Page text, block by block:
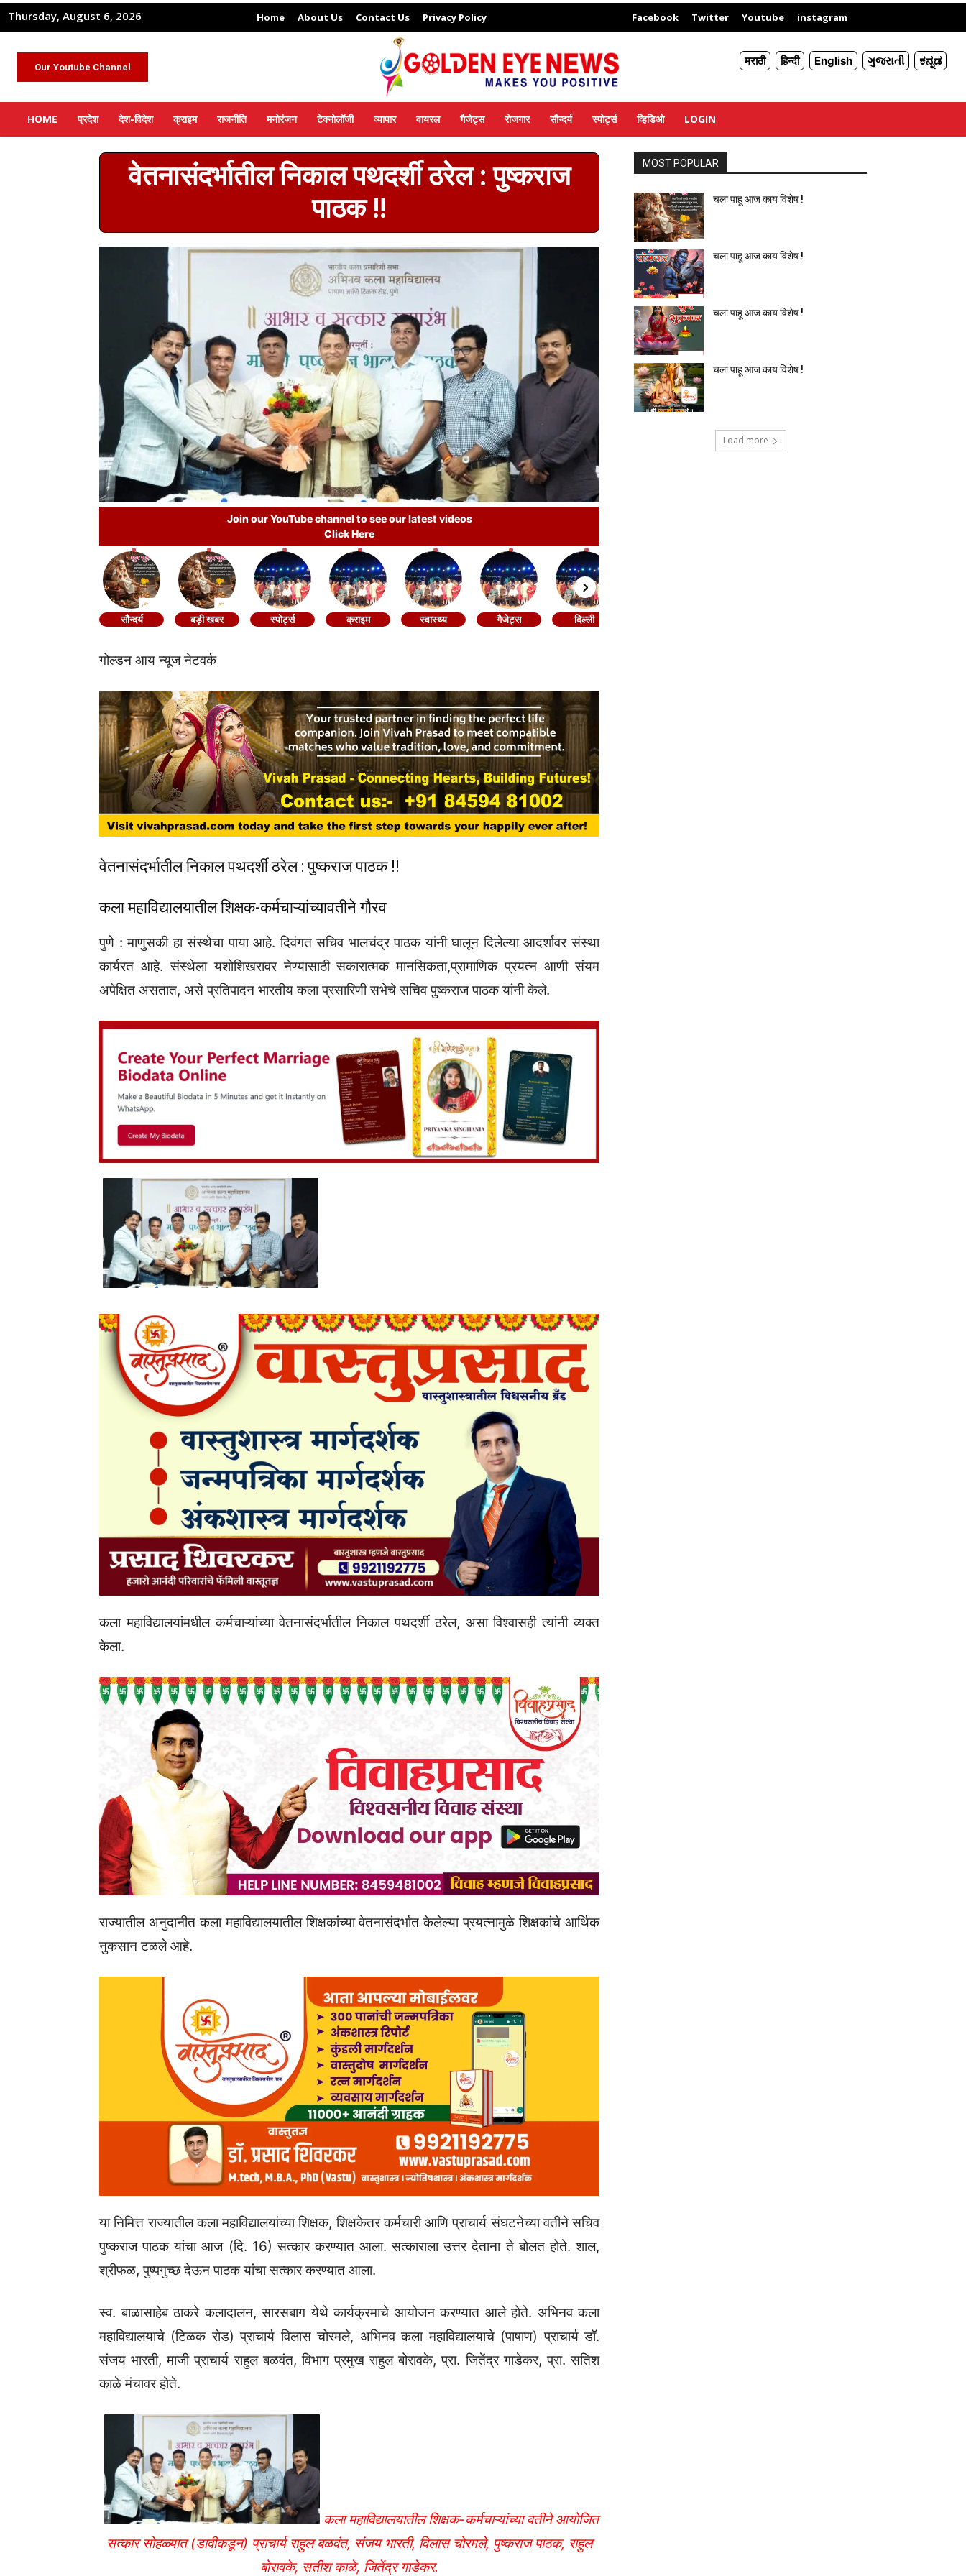
Thursday, August 6, 2026 Home About Us Contact Us Privacy Policy Facebook Twitter Youtube instagram
Our Youtube Channel मराठी हिन्दी English ગુજરાતી ಕನ್ನಡ
HOME प्रदेश देश-विदेश क्राइम राजनीति मनोरंजन टेक्नोलॉजी व्यापार वायरल गैजेट्स रोजगार सौन्दर्य स्पोर्ट्स व्हिडिओ LOGIN
वेतनासंदर्भातील निकाल पथदर्शी ठरेल : पुष्कराज
पाठक !!
Join our YouTube channel to see our latest videos
Click Here
सौन्दर्य बड़ी खबर स्पोर्ट्स क्राइम स्वास्थ्य गैजेट्स दिल्ली
गोल्डन आय न्यूज नेटवर्क
वेतनासंदर्भातील निकाल पथदर्शी ठरेल : पुष्कराज पाठक !!
कला महाविद्यालयातील शिक्षक-कर्मचाऱ्यांच्यावतीने गौरव
पुणे : माणुसकी हा संस्थेचा पाया आहे. दिवंगत सचिव भालचंद्र पाठक यांनी घालून दिलेल्या आदर्शावर संस्था
कार्यरत आहे. संस्थेला यशोशिखरावर नेण्यासाठी सकारात्मक मानसिकता,प्रामाणिक प्रयत्न आणी संयम
अपेक्षित असतात, असे प्रतिपादन भारतीय कला प्रसारिणी सभेचे सचिव पुष्कराज पाठक यांनी केले.
कला महाविद्यालयांमधील कर्मचाऱ्यांच्या वेतनासंदर्भातील निकाल पथदर्शी ठरेल, असा विश्वासही त्यांनी व्यक्त
केला.
राज्यातील अनुदानीत कला महाविद्यालयातील शिक्षकांच्या वेतनासंदर्भात केलेल्या प्रयत्नामुळे शिक्षकांचे आर्थिक
नुकसान टळले आहे.
या निमित्त राज्यातील कला महाविद्यालयांच्या शिक्षक, शिक्षकेतर कर्मचारी आणि प्राचार्य संघटनेच्या वतीने सचिव
पुष्कराज पाठक यांचा आज (दि. 16) सत्कार करण्यात आला. सत्काराला उत्तर देताना ते बोलत होते. शाल,
श्रीफळ, पुष्पगुच्छ देऊन पाठक यांचा सत्कार करण्यात आला.
स्व. बाळासाहेब ठाकरे कलादालन, सारसबाग येथे कार्यक्रमाचे आयोजन करण्यात आले होते. अभिनव कला
महाविद्यालयाचे (टिळक रोड) प्राचार्य विलास चोरमले, अभिनव कला महाविद्यालयाचे (पाषाण) प्राचार्य डॉ.
संजय भारती, माजी प्राचार्य राहुल बळवंत, विभाग प्रमुख राहुल बोरावके, प्रा. जितेंद्र गाडेकर, प्रा. सतिश
काळे मंचावर होते.
कला महाविद्यालयातील शिक्षक-कर्मचाऱ्यांच्या वतीने आयोजित
सत्कार सोहळ्यात (डावीकडून) प्राचार्य राहुल बळवंत, संजय भारती, विलास चोरमले, पुष्कराज पाठक, राहुल
बोरावके, सतीश काळे, जितेंद्र गाडेकर.
MOST POPULAR
चला पाहू आज काय विशेष !
चला पाहू आज काय विशेष !
चला पाहू आज काय विशेष !
चला पाहू आज काय विशेष !
Load more